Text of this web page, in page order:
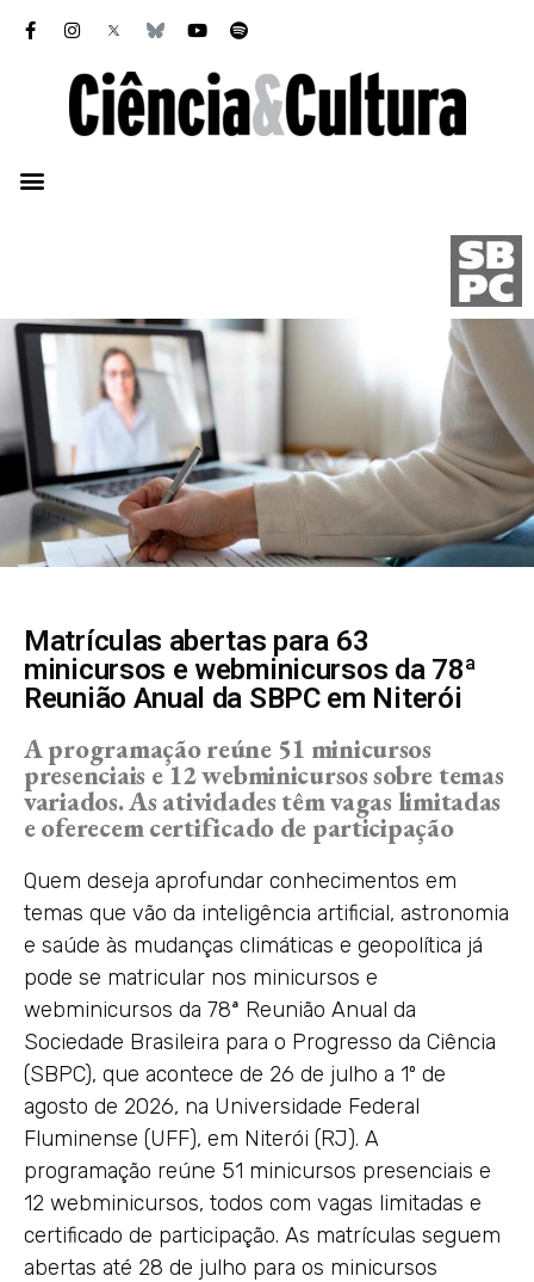
Matrículas abertas para 63
minicursos e webminicursos da 78ª
Reunião Anual da SBPC em Niterói
A programação reúne 51 minicursos
presenciais e 12 webminicursos sobre temas
variados. As atividades têm vagas limitadas
e oferecem certificado de participação
Quem deseja aprofundar conhecimentos em
temas que vão da inteligência artificial, astronomia
e saúde às mudanças climáticas e geopolítica já
pode se matricular nos minicursos e
webminicursos da 78ª Reunião Anual da
Sociedade Brasileira para o Progresso da Ciência
(SBPC), que acontece de 26 de julho a 1º de
agosto de 2026, na Universidade Federal
Fluminense (UFF), em Niterói (RJ). A
programação reúne 51 minicursos presenciais e
12 webminicursos, todos com vagas limitadas e
certificado de participação. As matrículas seguem
abertas até 28 de julho para os minicursos